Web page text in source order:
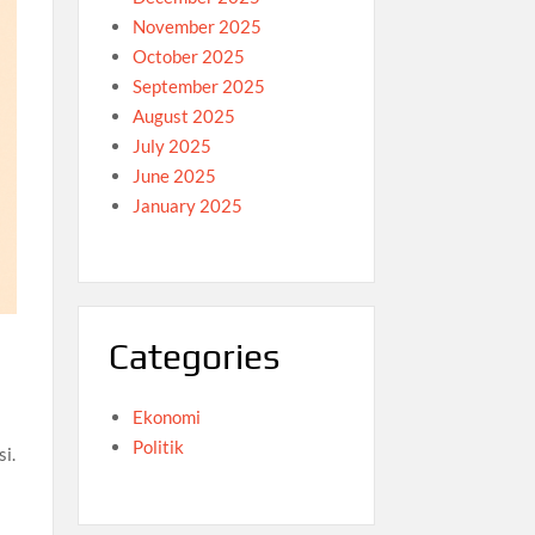
November 2025
October 2025
September 2025
August 2025
July 2025
June 2025
January 2025
Categories
Ekonomi
Politik